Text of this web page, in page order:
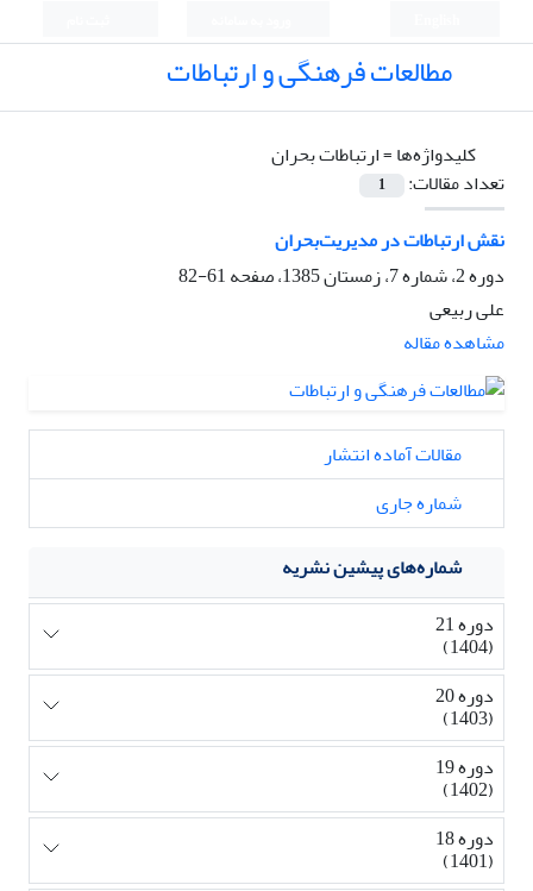
مطالعات فرهنگی و ارتباطات
کلیدواژه‌ها =ارﺗﺒﺎﻃﺎت ﺑﺤﺮان
تعداد مقالات:
1
ﻧﻘﺶ ارﺗﺒﺎﻃﺎت در ﻣﺪﻳﺮﻳﺖﺑﺤﺮان
دوره 2، شماره 7، زمستان 1385، صفحه
61-82
علی ربیعی
مشاهده مقاله
مقالات آماده انتشار
شماره جاری
شماره‌های پیشین نشریه
دوره 21
(1404)
دوره 20
(1403)
دوره 19
(1402)
دوره 18
(1401)